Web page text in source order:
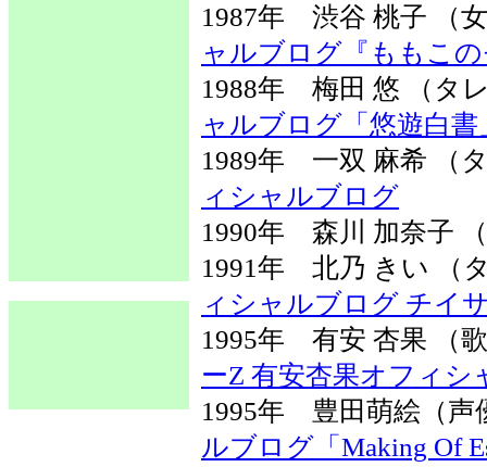
1987年 渋谷 桃子
ャルブログ『ももこ
1988年 梅田 悠 （
ャルブログ「悠遊白書
1989年 一双 麻希
ィシャルブログ
1990年 森川 加奈子
1991年 北乃 きい
ィシャルブログ チイ
1995年 有安 杏果
ーZ 有安杏果オフィシ
1995年 豊田萌絵
ルブログ「Making Of